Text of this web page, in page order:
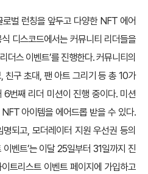
로벌 런칭을 앞두고 다양한 NFT 에어
디스코드에서는 커뮤니티 리더들을
더스 이벤트’를 진행한다. 커뮤니티의
친구 초대, 팬 아트 그리기 등 총 10가
번째 리더 미션이 진행 중이다. 미션
아이템을 에어드롭 받을 수 있다.
되고, 모더레이터 지원 우선권 등의
벤트’는 이달 25일부터 31일까지 진
트리스트 이벤트 페이지에 가입하고